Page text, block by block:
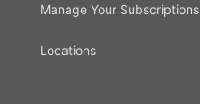
Manage Your Subscriptions
Locations